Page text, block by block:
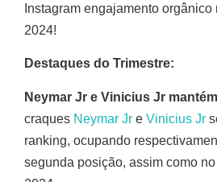
Instagram engajamento orgânico
2024!
Destaques do Trimestre:
Neymar Jr e Vinicius Jr
craques Neymar Jr e Vinicius Jr
ranking, ocupando
segunda posição, assim como no